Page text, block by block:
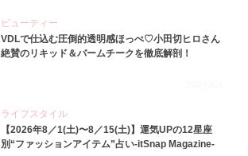
ビューティー
VDLで仕込む圧倒的透明感ほっぺ♡小田切ヒロさん
絶賛のリキッド＆バームチークを徹底解剖！
ライフスタイル
【2026年8／1(土)〜8／15(土)】運気UPの12星座
別“ファッションアイテム”占い-itSnap Magazine-